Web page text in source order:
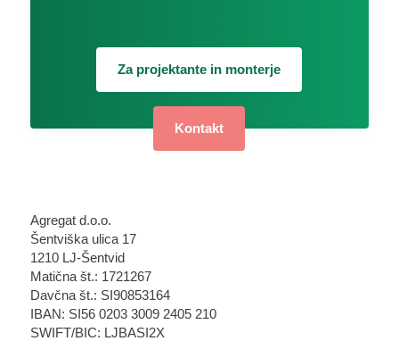
Za projektante in monterje
Kontakt
Agregat d.o.o.
Šentviška ulica 17
1210 LJ-Šentvid
Matična št.: 1721267
Davčna št.: SI90853164
IBAN: SI56 0203 3009 2405 210
SWIFT/BIC: LJBASI2X